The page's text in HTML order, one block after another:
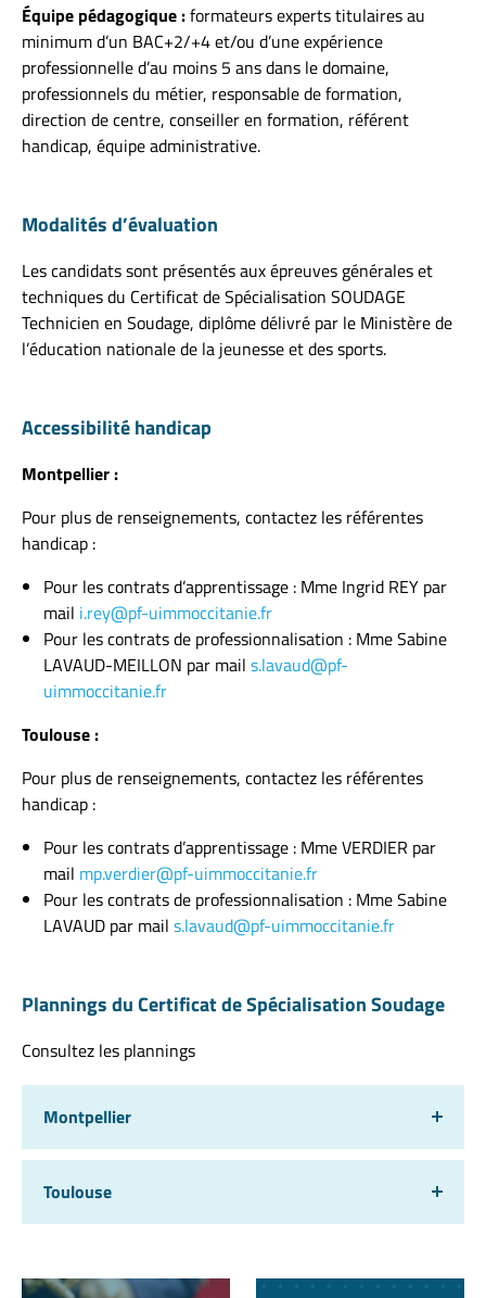
Équipe pédagogique :formateurs experts titulaires au
minimum d’un BAC+2/+4 et/ou d’une expérience
professionnelle d’au moins 5 ans dans le domaine,
professionnels du métier, responsable de formation,
direction de centre, conseiller en formation, référent
handicap, équipe administrative.
Modalités d’évaluation
Les candidats sont présentés aux épreuves générales et
techniques du Certificat de Spécialisation SOUDAGE
Technicien en Soudage, diplôme délivré par le Ministère de
l’éducation nationale de la jeunesse et des sports.
Accessibilité handicap
Montpellier :
Pour plus de renseignements, contactez les référentes
handicap :
Pour les contrats d’apprentissage : Mme Ingrid REY par
mail i.rey@pf-uimmoccitanie.fr
Pour les contrats de professionnalisation : Mme Sabine
LAVAUD-MEILLON par mail s.lavaud@pf-
uimmoccitanie.fr
Toulouse :
Pour plus de renseignements, contactez les référentes
handicap :
Pour les contrats d’apprentissage : Mme VERDIER par
mail mp.verdier@pf-uimmoccitanie.fr
Pour les contrats de professionnalisation : Mme Sabine
LAVAUD par mail s.lavaud@pf-uimmoccitanie.fr
Plannings du Certificat de Spécialisation Soudage
Consultez les plannings
Montpellier
Toulouse